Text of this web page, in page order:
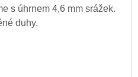
s úhrnem 4,6 mm srážek.
duhy.